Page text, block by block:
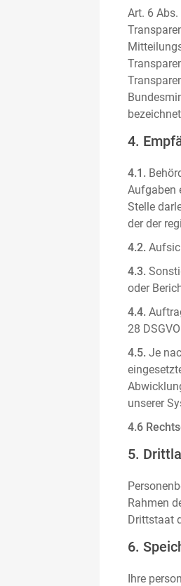
Art. 6
4.
4.1.
Aufgaben
Stelle
der der
4.2.
4.3.
oder
4.4.
28
4.5. Je
unserer
4.6
5.
Rahmen
Drittstaat
6.
Ihre